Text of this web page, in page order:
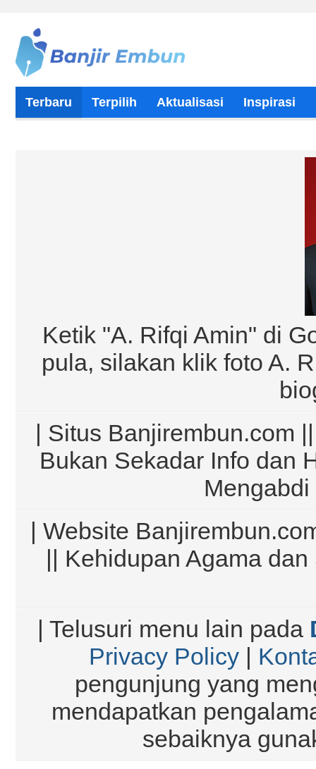
Terbaru Terpilih Aktualisasi Inspirasi
Ketik "A. Rifqi Amin" di
pula, silakan klik foto A.
| Situs Banjirembun.com
Bukan Sekadar Info dan
| Website
|| Kehidupan Agama
| Telusuri menu lain pada
Privacy Policy|
pengunjung yang
mendapatkan
sebaiknya